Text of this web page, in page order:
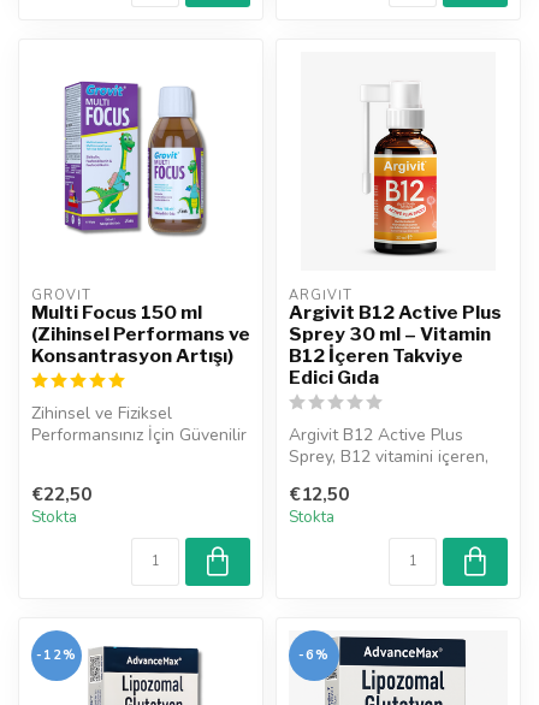
GROVIT
Multi Focus 150 ml
(Zihinsel Performans ve
Konsantrasyon Artışı)
Zihinsel ve Fiziksel
Performansınız İçin Güvenilir
€22,50
Stokta
ARGIVIT
Argivit B12 Active Plus
Sprey 30 ml – Vitamin
B12 İçeren Takviye
Edici Gıda
Argivit B12 Active Plus
Sprey, B12 vitamini içeren,
metabolizmasın...
€12,50
Stokta
-12% -6%